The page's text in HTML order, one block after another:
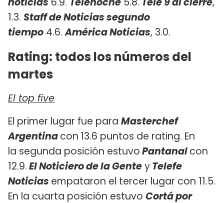
1.3. Staff de Noticias segundo
tiempo 4.6.América Noticias, 3.0.
Rating: todos los números del
martes
El top five
El primer lugar fue para Masterchef
Argentinacon 13.6 puntos de rating. En
la segunda posición estuvoPantanalcon
12.9.El Noticiero de la GenteyTelefe
Noticias empataron el tercer lugar con 11.5.
En la cuarta posición estuvo Cortá por